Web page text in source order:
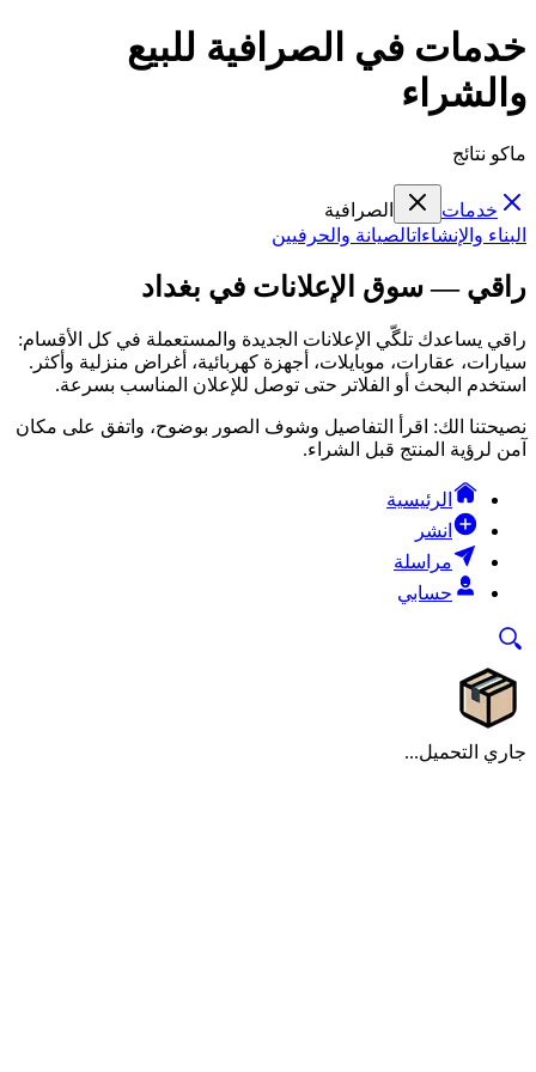
خدمات في الصرافية للبيع
والشراء
ماكو نتائج
خدمات
الصرافية
البناء والإنشاءاتالصيانة والحرفيين
راقي — سوق الإعلانات في بغداد
راقي يساعدك تلگّي الإعلانات الجديدة والمستعملة في كل الأقسام:
سيارات، عقارات، موبايلات، أجهزة كهربائية، أغراض منزلية وأكثر.
استخدم البحث أو الفلاتر حتى توصل للإعلان المناسب بسرعة.
نصيحتنا الك: اقرأ التفاصيل وشوف الصور بوضوح، واتفق على مكان
آمن لرؤية المنتج قبل الشراء.
الرئيسية
انشر
مراسلة
حسابي
جاري التحميل...